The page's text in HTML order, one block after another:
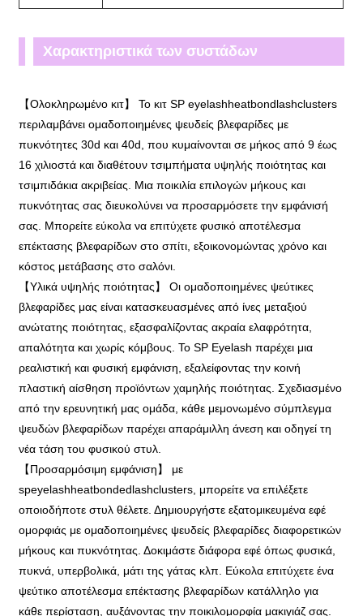
Χαρακτηριστικά των συστάδων
【Ολοκληρωμένο κιτ】 Το κιτ SP eyelashheatbondlashclusters
περιλαμβάνει ομαδοποιημένες ψευδείς βλεφαρίδες με
πυκνότητες 30d και 40d, που κυμαίνονται σε μήκος από 9 έως
16 χιλιοστά και διαθέτουν τσιμπήματα υψηλής ποιότητας και
τσιμπιδάκια ακριβείας. Μια ποικιλία επιλογών μήκους και
πυκνότητας σας διευκολύνει να προσαρμόσετε την εμφάνισή
σας. Μπορείτε εύκολα να επιτύχετε φυσικό αποτέλεσμα
επέκτασης βλεφαρίδων στο σπίτι, εξοικονομώντας χρόνο και
κόστος μετάβασης στο σαλόνι.
【Υλικά υψηλής ποιότητας】 Οι ομαδοποιημένες ψεύτικες
βλεφαρίδες μας είναι κατασκευασμένες από ίνες μεταξιού
ανώτατης ποιότητας, εξασφαλίζοντας ακραία ελαφρότητα,
απαλότητα και χωρίς κόμβους. Το SP Eyelash παρέχει μια
ρεαλιστική και φυσική εμφάνιση, εξαλείφοντας την κοινή
πλαστική αίσθηση προϊόντων χαμηλής ποιότητας. Σχεδιασμένο
από την ερευνητική μας ομάδα, κάθε μεμονωμένο σύμπλεγμα
ψευδών βλεφαρίδων παρέχει απαράμιλλη άνεση και οδηγεί τη
νέα τάση του φυσικού στυλ.
【Προσαρμόσιμη εμφάνιση】 με
speyelashheatbondedlashclusters, μπορείτε να επιλέξετε
οποιοδήποτε στυλ θέλετε. Δημιουργήστε εξατομικευμένα εφέ
ομορφιάς με ομαδοποιημένες ψευδείς βλεφαρίδες διαφορετικών
μήκους και πυκνότητας. Δοκιμάστε διάφορα εφέ όπως φυσικά,
πυκνά, υπερβολικά, μάτι της γάτας κλπ. Εύκολα επιτύχετε ένα
ψεύτικο αποτέλεσμα επέκτασης βλεφαρίδων κατάλληλο για
κάθε περίσταση, αυξάνοντας την ποικιλομορφία μακιγιάζ σας.